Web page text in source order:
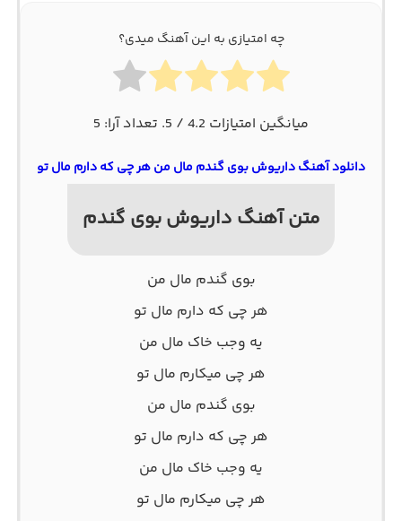
چه امتیازی به این آهنگ میدی؟
میانگین امتیازات 4.2 / 5. تعداد آرا: 5
دانلود آهنگ داریوش بوی گندم مال من هر چی که دارم مال تو
متن آهنگ داریوش بوی گندم
بوی گندم مال من
هر چی که دارم مال تو
یه وجب خاک مال من
هر چی میکارم مال تو
بوی گندم مال من
هر چی که دارم مال تو
یه وجب خاک مال من
هر چی میکارم مال تو